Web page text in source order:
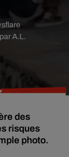
A.L.
des
risques
photo.